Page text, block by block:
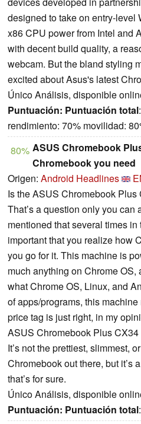
designed to take on entry-level
x86 CPU power from Intel and
with decent build quality, a
webcam. But the bland styling
excited about Asus's latest
Único Análisis, disponible
Puntuación: Puntuación total
rendimiento: 70% movilidad:
80% ASUS Chromebook
Chromebook you need
Origen: Android Headlines
Is the ASUS Chromebook
That’s a question only you can
mentioned that several times in
important that you realize how
you go for it. This machine is
much anything on Chrome OS,
what Chrome OS, Linux, and
of apps/programs, this
price tag is just right, in my
ASUS Chromebook Plus
It’s not the prettiest, slimmest,
Chromebook out there, but it’s
that’s for sure.
Único Análisis, disponible
Puntuación: Puntuación total